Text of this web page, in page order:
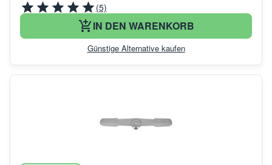
(5)
IN DEN WARENKORB
Günstige Alternative kaufen